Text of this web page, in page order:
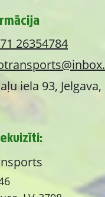
26354784
iela 93, Jelgava,